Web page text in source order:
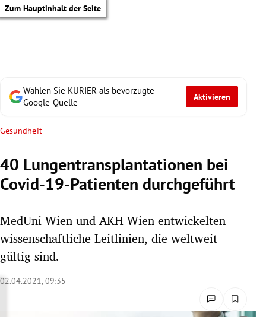
Zum Hauptinhalt der Seite
Untermenü
Untermenü
Wählen Sie KURIER als bevorzugte
Google-Quelle
Aktivieren
Gesundheit
40 Lungentransplantationen bei
Covid-19-Patienten durchgeführt
MedUni Wien und AKH Wien entwickelten
wissenschaftliche Leitlinien, die weltweit
gültig sind.
02.04.2021, 09:35